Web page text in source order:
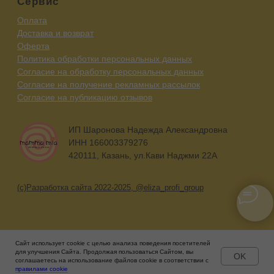
Главная
Сайт использует cookie с целью анализа поведения посетителей
для улучшения Сайта. Продолжая пользоваться Сайтом, вы
соглашаетесь на использование файлов cookie в соответствии с
правилами cookie
OK